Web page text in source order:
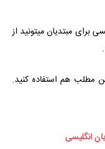
برای مبتدیان میتونید از
مطلب هم استفاده کنید.
انگلیسی